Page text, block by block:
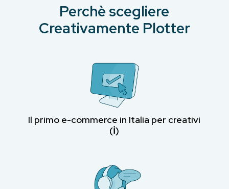
Perchè scegliere
Creativamente Plotter
Il primo e-commerce in Italia per creativi
(ℹ︎)